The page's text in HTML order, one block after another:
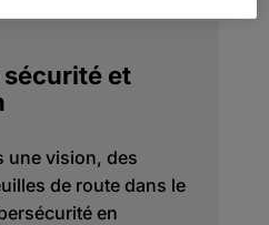
et
une vision, des
de route dans le
en